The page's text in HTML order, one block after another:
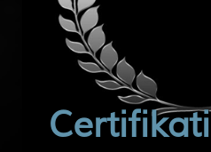
Certifikati